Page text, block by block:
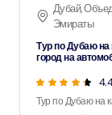
Дубай,
Эмираты
Тур по Дубаю на
город на
Тур по Дубаю на